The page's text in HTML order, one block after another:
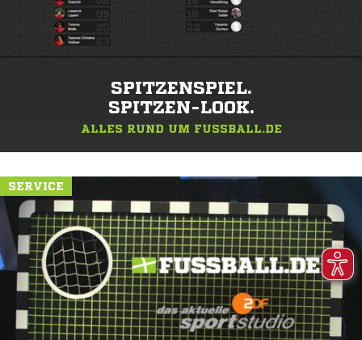
SPITZENSPIEL.
SPITZEN-LOOK.
ALLES RUND UM FUSSBALL.DE
SERVICE